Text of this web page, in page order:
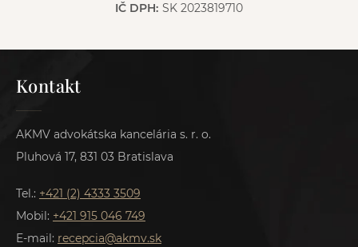
IČ DPH: SK 2023819710
Kontakt
AKMV advokátska kancelária s. r. o.
Pluhová 17, 831 03 Bratislava
Tel.: +421 (2) 4333 3509
Mobil: +421 915 046 749
E-mail: recepcia@akmv.sk